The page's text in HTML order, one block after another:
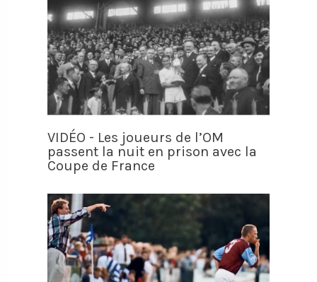
VIDÉO - Les joueurs de l’OM
passent la nuit en prison avec la
Coupe de France